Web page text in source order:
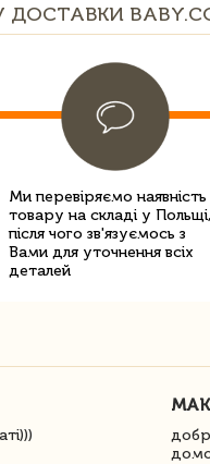
Ми перевіряємо наявність
товару на складі у Польщі,
після чого зв'язуємось з
Вами для уточнення всіх
деталей